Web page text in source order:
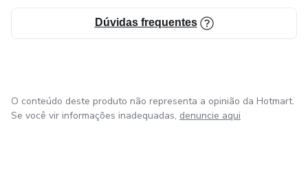
Dúvidas frequentes
O conteúdo deste produto não representa a opinião da Hotmart.
Se você vir informações inadequadas, denuncie aqui